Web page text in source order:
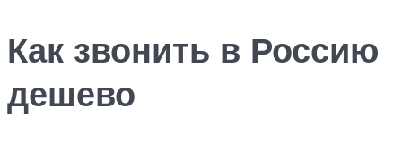
Как звонить в Россию
дешево